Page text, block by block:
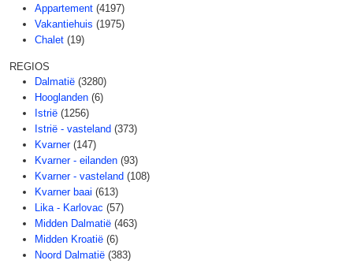
Appartement (4197)
Vakantiehuis (1975)
Chalet (19)
REGIOS
Dalmatië (3280)
Hooglanden (6)
Istrië (1256)
Istrië - vasteland (373)
Kvarner (147)
Kvarner - eilanden (93)
Kvarner - vasteland (108)
Kvarner baai (613)
Lika - Karlovac (57)
Midden Dalmatië (463)
Midden Kroatië (6)
Noord Dalmatië (383)